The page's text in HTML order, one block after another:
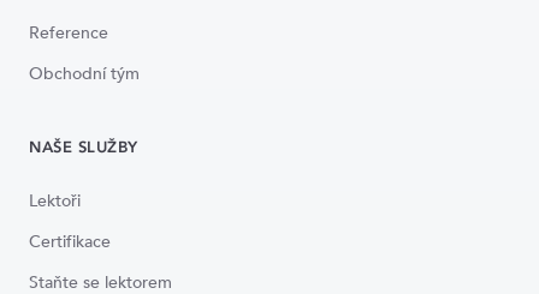
Reference
Obchodní tým
NAŠE SLUŽBY
Lektoři
Certifikace
Staňte se lektorem